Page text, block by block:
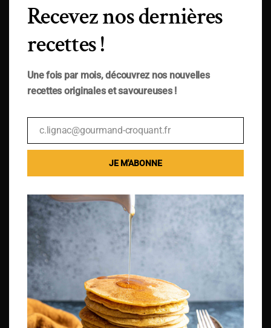
Recevez nos dernières
recettes !
Une fois par mois, découvrez nos nouvelles
recettes originales et savoureuses !
Email
c.lignac@gourmand-croquant.fr
JE M'ABONNE